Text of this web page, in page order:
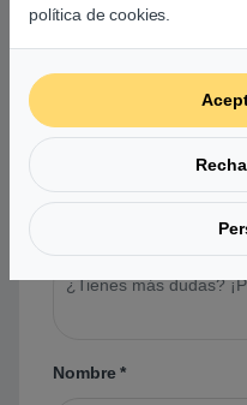
usuarios
Nombre*
política de cookies.